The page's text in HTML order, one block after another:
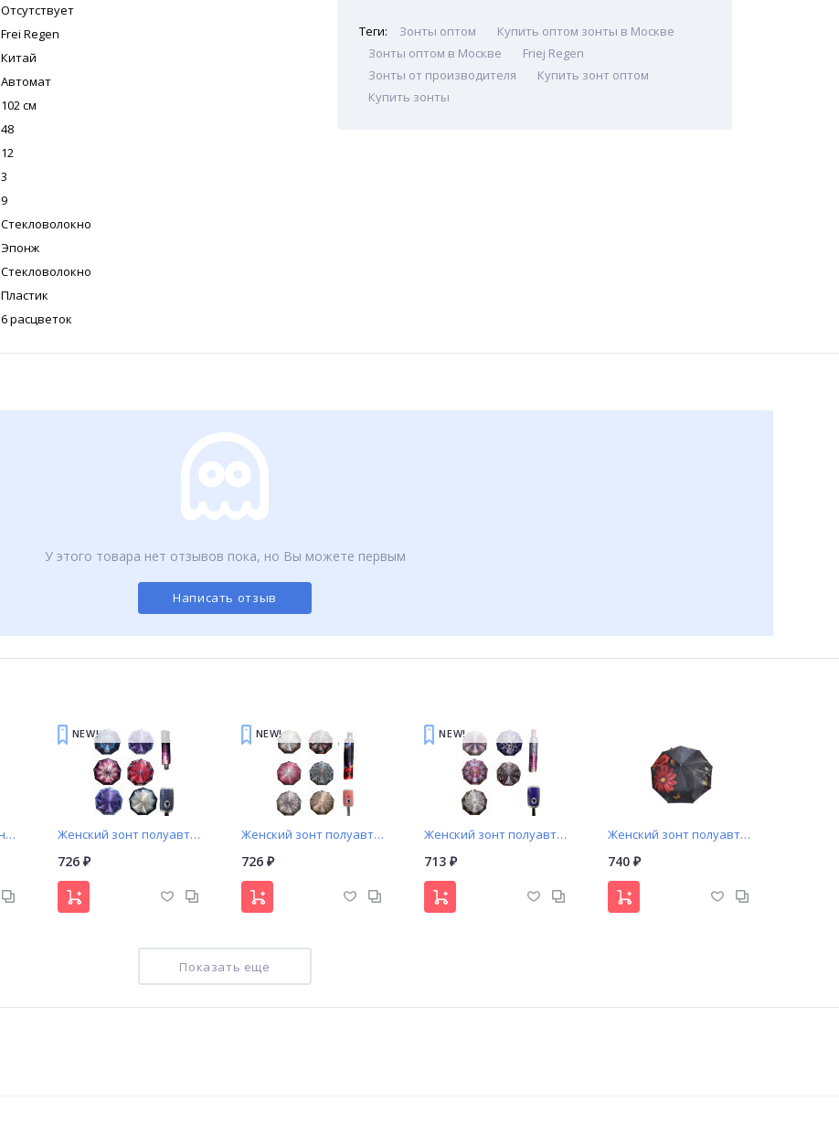
Отсутствует
Frei Regen
Китай
Автомат
102 см
48
12
3
9
Стекловолокно
Эпонж
Стекловолокно
Пластик
6 расцветок
Теги: Зонты оптом
Купить оптом зонты в Москве
Зонты оптом в Москве
Friej Regen
Зонты от производителя
Купить зонт оптом
Купить зонты
У этого товара нет отзывов пока, но Вы можете первым
Написать отзыв
Зонт трость прозрачный купол арт. 688
NEW!
Женский зонт полуавтомат узоры (527)
726 ₽
NEW!
Женский зонт полуавтомат узоры (535)
726 ₽
NEW!
Женский зонт полуавтомат принт (531)
713₽
Женский зонт полуавтомат Popular арт. 1273 с изображением города
740₽
Показать еще